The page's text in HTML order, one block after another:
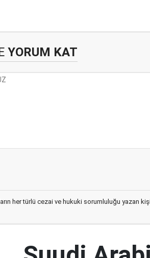
YORUM KAT
her türlü cezai ve hukuki sorumluluğu yazan